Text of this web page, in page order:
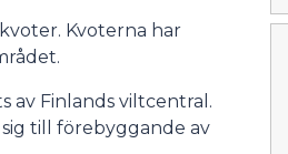
Kvoterna har
av Finlands viltcentral.
sig till förebyggande av